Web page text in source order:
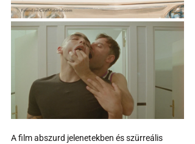
A film abszurd jelenetekben és szürreális